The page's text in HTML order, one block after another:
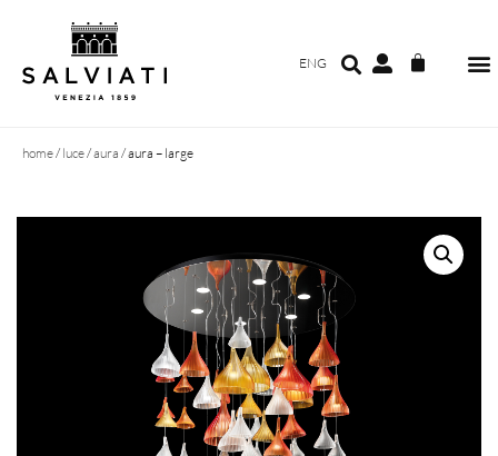
ENG
home/ luce/aura / aura – large